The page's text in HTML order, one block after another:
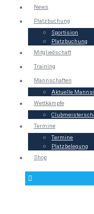
News
Platzbuchung
Sportision
Platzbuchung
Mitgliedschaft
Training
Mannschaften
Aktuelle
Wettkämpfe
Termine
Termine
Platzbelegung
Shop